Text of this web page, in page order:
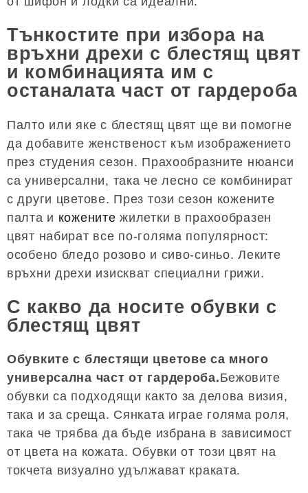
Тънкостите при избора на
връхни дрехи с блестящ цвят
и комбинацията им с
останалата част от гардероба
Палто или яке с блестящ цвят ще ви помогне
да добавите женственост към изображението
през студения сезон. Прахообразните нюанси
са универсални, така че лесно се комбинират
с други цветове. През този сезон кожените
палта и кожените жилетки в прахообразен
цвят набират все по-голяма популярност:
особено бледо розово и сиво-синьо. Леките
връхни дрехи изискват специални грижи.
С какво да носите обувки с
блестящ цвят
Обувките с блестящи цветове са много
универсална част от гардероба.Бежовите
обувки са подходящи както за делова визия,
така и за среща. Сянката играе голяма роля,
така че трябва да бъде избрана в зависимост
от цвета на кожата. Обувки от този цвят на
токчета визуално удължават краката.